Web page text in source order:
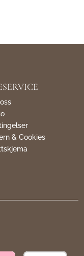
& Cookies